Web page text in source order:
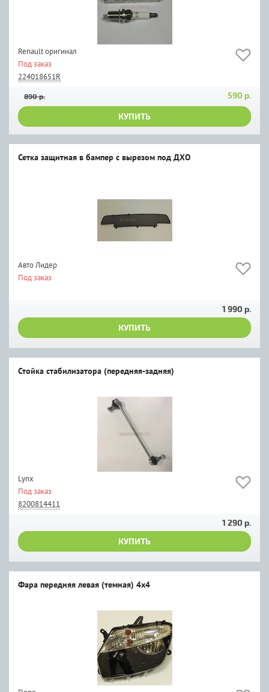
Renault оригинал
Под заказ
224018651R
590 р.
890 р.
КУПИТЬ
Сетка защитная в бампер с вырезом под ДХО
Авто Лидер
Под заказ
1 990 р.
КУПИТЬ
Стойка стабилизатора (передняя-задняя)
Lynx
Под заказ
8200814411
1 290 р.
КУПИТЬ
Фара передняя левая (темная) 4х4